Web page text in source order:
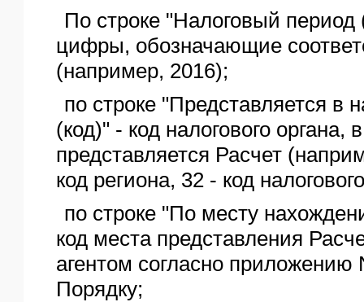
По строке "Налоговый период
цифры, обозначающие
(например, 2016);
по строке "Представляется в
(код)" - код налогового органа,
представляется Расчет
код региона, 32 - код
по строке "По месту
код места представления
агентом согласно приложению
Порядку;